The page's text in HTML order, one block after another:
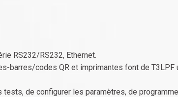
RS232/RS232, Ethernet.
barres/codes QR et imprimantes font de
de configurer les paramètres, de